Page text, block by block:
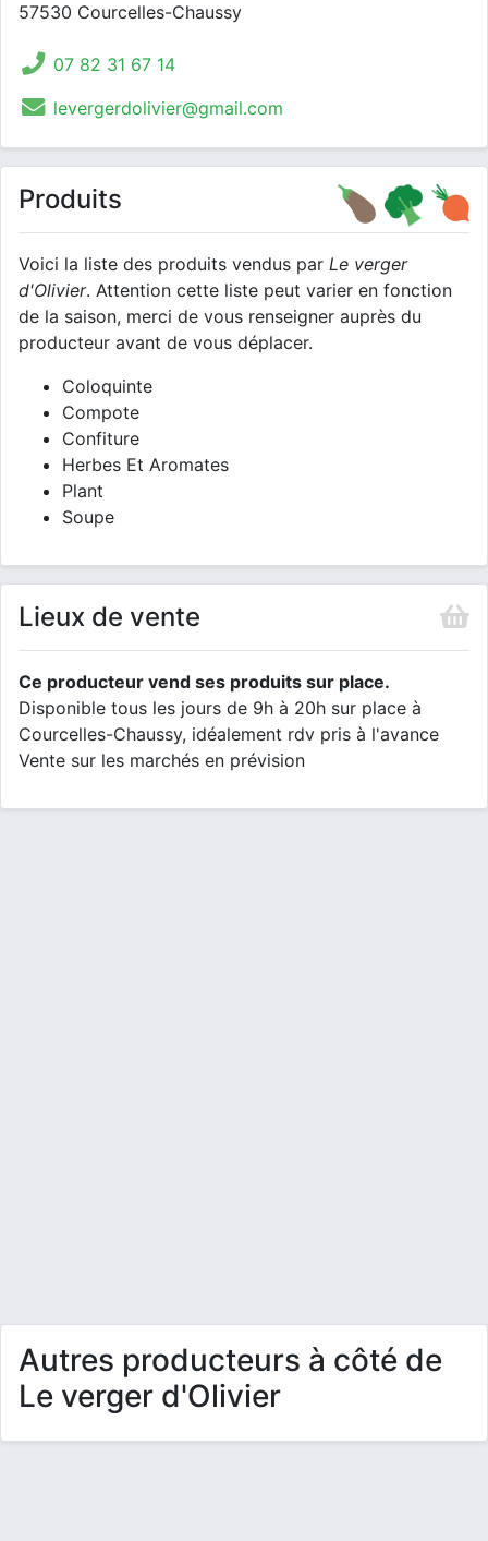
57530 Courcelles-Chaussy
07 82 31 67 14
levergerdolivier@gmail.com
Produits
Voici la liste des produits vendus par Le verger
d'Olivier. Attention cette liste peut varier en fonction
de la saison, merci de vous renseigner auprès du
producteur avant de vous déplacer.
Coloquinte
Compote
Confiture
Herbes Et Aromates
Plant
Soupe
Lieux de vente
Ce producteur vend ses produits sur place.
Disponible tous les jours de 9h à 20h sur place à
Courcelles-Chaussy, idéalement rdv pris à l'avance
Vente sur les marchés en prévision
Autres producteurs à côté de
Le verger d'Olivier